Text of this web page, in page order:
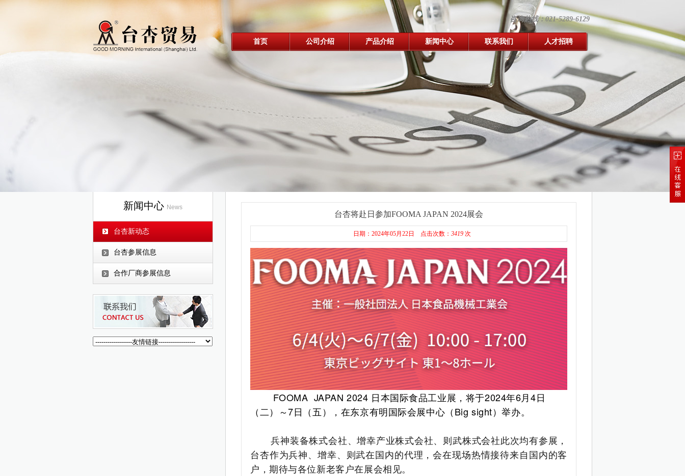
咨询热线：021-5289-6129
首页 公司介绍 产品介绍 新闻中心 联系我们 人才招聘
新闻中心 News
台杏新动态
台杏参展信息
合作厂商参展信息
台杏将赴日参加FOOMA JAPAN 2024展会
日期：2024年05月22日 点击次数： 3419次
FOOMA JAPAN 2024 日本国际食品工业展， 将于2024年6月4日
（二）～7日（五） ， 在东京有明国际会展中心（Big sight）举办。
兵神装备株式会社、增幸产业株式会社、则武株式会社此次均有参展，
台杏作为兵神、增幸、则武在国内的代理，会在现场热情接待来自国内的客
户，期待与各位新老客户在展会相见。